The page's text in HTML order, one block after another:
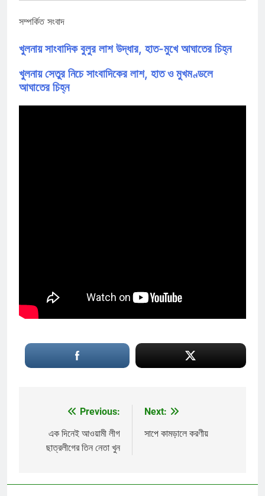
সম্পর্কিত সংবাদ
খুলনায় সাংবাদিক বুলুর লাশ উদ্ধার, হাত-মুখে আঘাতের চিহ্ন
খুলনায় সেতুর নিচে সাংবাদিকের লাশ, হাত ও মুখমণ্ডলে
আঘাতের চিহ্ন
navigation
Previous:
এক দিনেই আওয়ামী লীগ
ছাত্রলীগের তিন নেতা খুন
Next:
সাপে কামড়ালে করণীয়